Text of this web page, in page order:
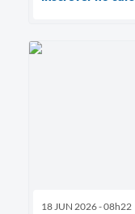
18 JUN 2026 - 08h22